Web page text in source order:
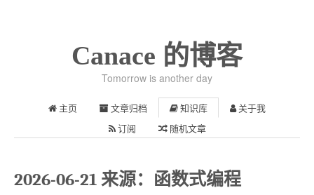
Canace 的博客
Tomorrow is another day
主页 文章归档 知识库 关于我
订阅 随机文章
2026-06-21 来源：函数式编程